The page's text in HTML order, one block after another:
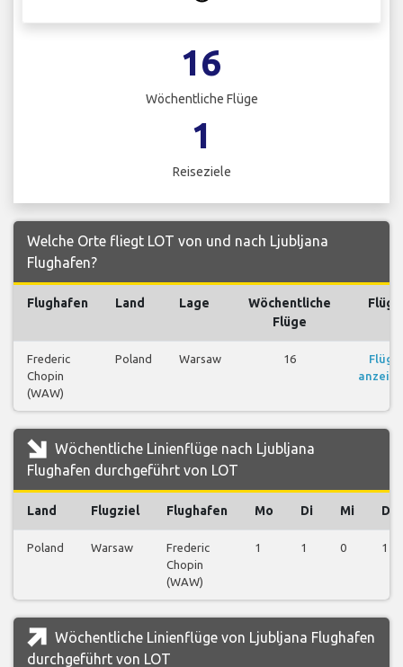
16
Wöchentliche Flüge
1
Reiseziele
Welche Orte fliegt LOT von und nach Ljubljana
Flughafen?
Flughafen Land Lage
Wöchentliche
Flüge
Flüge
Frederic
Chopin
(WAW)
Poland Warsaw 16
Flüge
Wöchentliche Linienflüge nach Ljubljana
Flughafen durchgeführt von LOT
Land Flugziel Flughafen Mo Di Mi Do
Poland Warsaw
Frederic
Chopin
(WAW)
1 1 0 1
Wöchentliche Linienflüge von Ljubljana Flughafen
durchgeführt von LOT